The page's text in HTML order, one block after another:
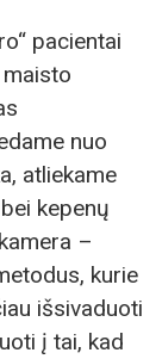
pacientai
nuo
atliekame
kepenų
–
kurie
išsivaduoti
į tai, kad